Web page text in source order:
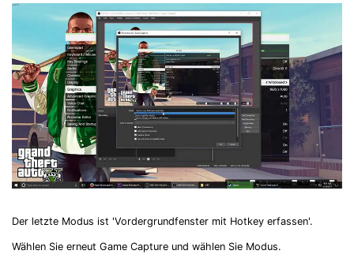
Der letzte Modus ist 'Vordergrundfenster mit Hotkey erfassen'.
Wählen Sie erneut Game Capture und wählen Sie Modus.